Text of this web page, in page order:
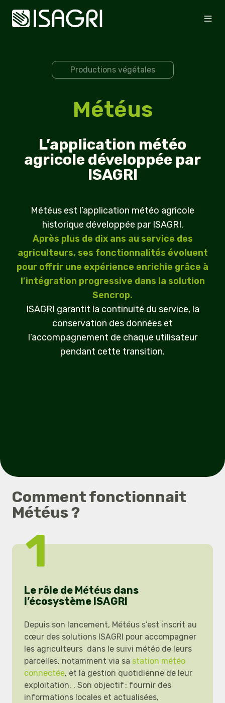
Productions végétales
Météus
L’application météo
agricole développée par
ISAGRI
Météus est l’application météo agricole
historique développée par ISAGRI.
Après plus de dix ans au service des
agriculteurs, ses fonctionnalités évoluent
pour offrir une expérience enrichie grâce à
l’intégration progressive dans la solution
Sencrop.
ISAGRI garantit la continuité du service, la
conservation des données et
l’accompagnement de chaque utilisateur
pendant cette transition.
Comment fonctionnait
Météus ?
1
Le rôle de Météus dans
l’écosystème ISAGRI
Depuis son lancement, Météus s’est inscrit au
cœur des solutions ISAGRI pour accompagner
les agriculteurs dans le suivi météo de leurs
parcelles, notamment via sa station météo
connectée, et la gestion quotidienne de leur
exploitation. . Son objectif : fournir des
informations locales et actualisées,